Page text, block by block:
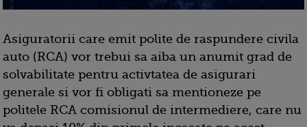
Asiguratorii care emit polite de raspundere civila
auto (RCA) vor trebui sa aiba un anumit grad de
solvabilitate pentru activtatea de asigurari
generale si vor fi obligati sa mentioneze pe
politele RCA comisionul de intermediere, care nu